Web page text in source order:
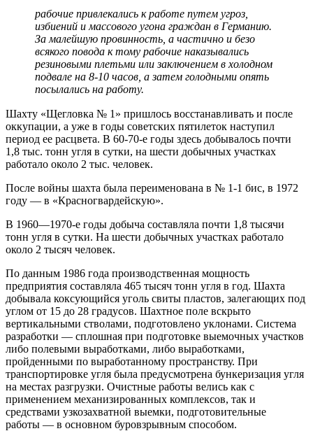
рабочие привлекались к работе путем угроз,
избиений и массового угона граждан в Германию.
За малейшую провинность, а частично и безо
всякого повода к тому рабочие наказывались
резиновыми плетьми или заключением в холодном
подвале на 8-10 часов, а затем голодными опять
посылались на работу.
Шахту «Щегловка № 1» пришлось восстанавливать и после
оккупации, а уже в годы советских пятилеток наступил
период ее расцвета. В 60-70-е годы здесь добывалось почти
1,8 тыс. тонн угля в сутки, на шести добычных участках
работало около 2 тыс. человек.
После войны шахта была переименована в № 1-1 бис, в 1972
году — в «Красногвардейскую».
В 1960—1970-е годы добыча составляла почти 1,8 тысячи
тонн угля в сутки. На шести добычных участках работало
около 2 тысяч человек.
По данным 1986 года производственная мощность
предприятия составляла 465 тысяч тонн угля в год. Шахта
добывала коксующийся уголь свиты пластов, залегающих под
углом от 15 до 28 градусов. Шахтное поле вскрыто
вертикальными стволами, подготовлено уклонами. Система
разработки — сплошная при подготовке выемочных участков
либо полевыми выработками, либо выработками,
пройденными по выработанному пространству. При
транспортировке угля была предусмотрена бункеризация угля
на местах разгрузки. Очистные работы велись как с
применением механизированных комплексов, так и
средствами узкозахватной выемки, подготовительные
работы — в основном буровзрывным способом.